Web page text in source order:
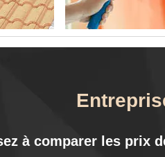
à comparer les prix